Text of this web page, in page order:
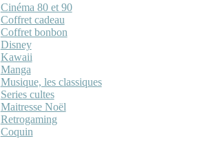
Cinéma 80 et 90
Coffret cadeau
Coffret bonbon
Disney
Kawaii
Manga
Musique, les classiques
Series cultes
Maitresse Noël
Retrogaming
Coquin